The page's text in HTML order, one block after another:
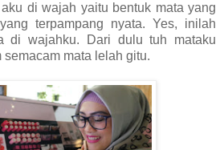
di wajah yaitu bentuk mata yang
terpampang nyata. Yes, inilah
di wajahku. Dari dulu tuh mataku
mata lelah gitu.